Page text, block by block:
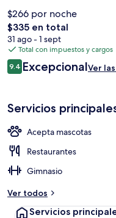
de St. Giles están a solo 10
maravillas de las
amable y la ubicación. Hay
cerca: Princes Street Tram
$266 por noche
El
precio
total
es
de
$335 en total
31 ago - 1 sept
Total con impuestos y cargos
Opiniones
9.49.4 de 10,
ExcepcionalVer
Servicios
Acepta mascotas
Restaurantes
Gimnasio
Ver todos
Servicios